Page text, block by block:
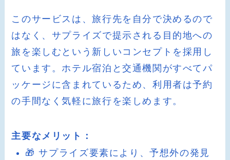
このサービスは、旅行先を自分で決めるので
はなく、サプライズで提示される目的地への
旅を楽しむという新しいコンセプトを採用し
ています。ホテル宿泊と交通機関がすべてパ
ッケージに含まれているため、利用者は予約
の手間なく気軽に旅行を楽しめます。
主要なメリット：
🎁 サプライズ要素により、予想外の発見